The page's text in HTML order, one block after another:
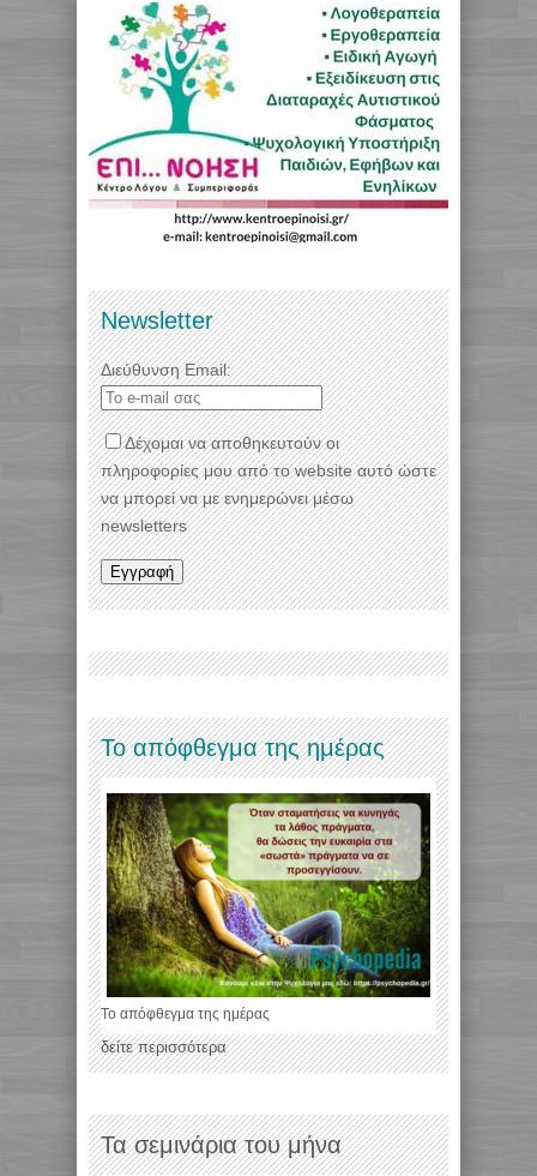
Newsletter
Διεύθυνση Email:
Δέχομαι να αποθηκευτούν οι
πληροφορίες μου από το website αυτό ώστε
να μπορεί να με ενημερώνει μέσω
newsletters
Το απόφθεγμα της ημέρας
Το απόφθεγμα της ημέρας
δείτε περισσότερα
Τα σεμινάρια του μήνα